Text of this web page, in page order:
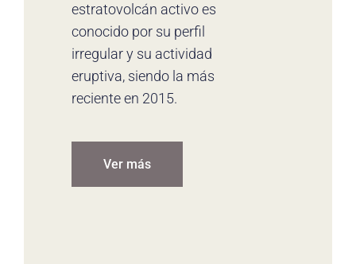
estratovolcán activo es
conocido por su perfil
irregular y su actividad
eruptiva, siendo la más
reciente en 2015.
Ver más